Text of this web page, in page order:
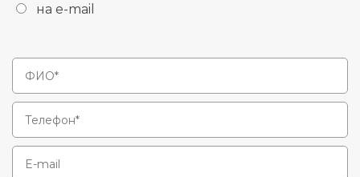
на e-mail